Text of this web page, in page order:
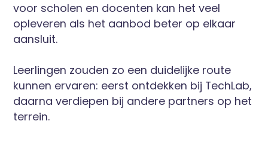
voor scholen en docenten kan het veel
opleveren als het aanbod beter op elkaar
aansluit.
Leerlingen zouden zo een duidelijke route
kunnen ervaren: eerst ontdekken bij TechLab,
daarna verdiepen bij andere partners op het
terrein.